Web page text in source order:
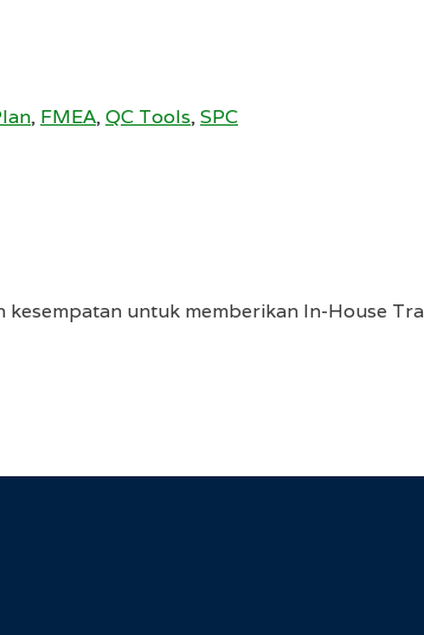
, FMEA,QC Tools,SPC
untuk memberikan In-House